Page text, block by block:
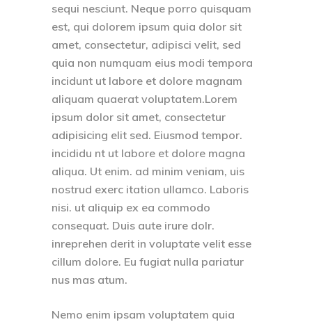
sequi nesciunt. Neque porro quisquam
est, qui dolorem ipsum quia dolor sit
amet, consectetur, adipisci velit, sed
quia non numquam eius modi tempora
incidunt ut labore et dolore magnam
aliquam quaerat voluptatem.Lorem
ipsum dolor sit amet, consectetur
adipisicing elit sed. Eiusmod tempor.
incididu nt ut labore et dolore magna
aliqua. Ut enim. ad minim veniam, uis
nostrud exerc itation ullamco. Laboris
nisi. ut aliquip ex ea commodo
consequat. Duis aute irure dolr.
inreprehen derit in voluptate velit esse
cillum dolore. Eu fugiat nulla pariatur
nus mas atum.
Nemo enim ipsam voluptatem quia